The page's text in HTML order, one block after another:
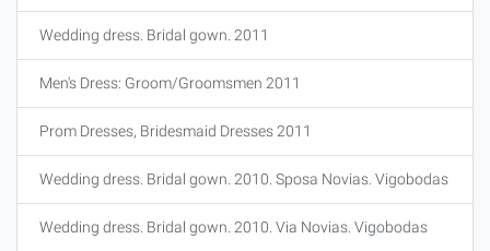
Wedding dress. Bridal gown. 2011
Men's Dress: Groom/Groomsmen 2011
Prom Dresses, Bridesmaid Dresses 2011
Wedding dress. Bridal gown. 2010. Sposa Novias. Vigobodas
Wedding dress. Bridal gown. 2010. Via Novias. Vigobodas